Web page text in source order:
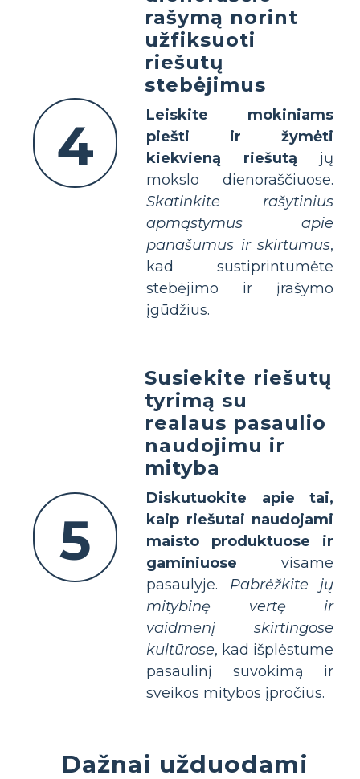
4
rašymą norint
užfiksuoti
riešutų
stebėjimus
Leiskite mokiniams
piešti ir žymėti
kiekvieną riešutą jų
mokslo dienoraščiuose.
Skatinkite rašytinius
apmąstymus apie
panašumus ir skirtumus,
kad sustiprintumėte
stebėjimo ir įrašymo
įgūdžius.
5
Susiekite riešutų
tyrimą su
realaus pasaulio
naudojimu ir
mityba
Diskutuokite apie tai,
kaip riešutai naudojami
maisto produktuose ir
gaminiuose visame
pasaulyje. Pabrėžkite jų
mitybinę vertę ir
vaidmenį skirtingose
kultūrose, kad išplėstume
pasaulinį suvokimą ir
sveikos mitybos įpročius.
Dažnai užduodami